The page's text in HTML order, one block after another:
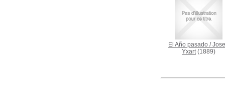
El Año pasado /
Yxart(1889)